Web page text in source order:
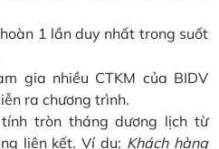
1 lần duy nhất trong suốt
gia nhiều CTKM của BIDV
ra chương trình.
tròn tháng dương lịch từ
liên kết. Ví dụ: Khách hàng